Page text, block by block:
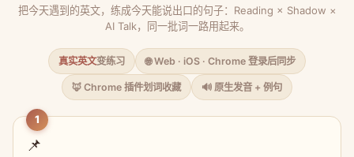
把今天遇到的英文，练成今天能说出口的句子：Reading × Shadow ×
AI Talk，同一批词一路用起来。
真实英文变练习 🌐 Web · iOS · Chrome 登录后同步
🦊 Chrome 插件划词收藏 🔊 原生发音 + 例句
1
📌